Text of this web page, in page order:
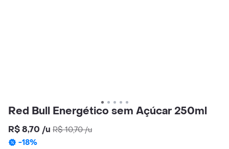
Red Bull Energético sem Açúcar 250ml
R$ 8,70 /u R$ 10,70/u
-18%